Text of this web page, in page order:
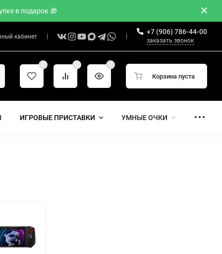
в подарок 🎁
кабинет
+7 (906) 786-44-00
заказать звонок
0 0 0
Корзина пуста
ИГРОВЫЕ ПРИСТАВКИ УМНЫЕ ОЧКИ